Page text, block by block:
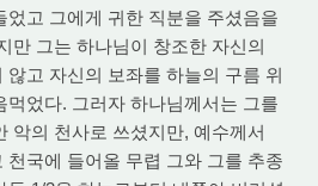
었고 그에게 귀한 직분을 주셨음을
만 그는 하나님이 창조한 자신의
않고 자신의 보좌를 하늘의 구름 위
먹었다. 그러자 하나님께서는 그를
악의 천사로 쓰셨지만, 예수께서
천국에 들어올 무렵 그와 그를 추종